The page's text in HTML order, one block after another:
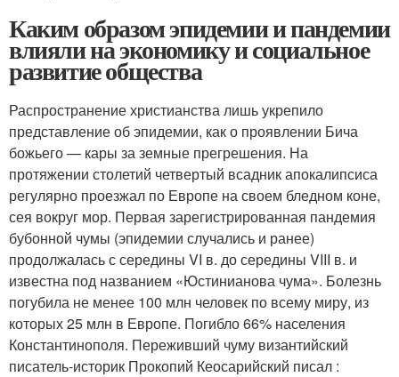
Каким образом эпидемии и пандемии
влияли на экономику и социальное
развитие общества
Распространение христианства лишь укрепило
представление об эпидемии, как о проявлении Бича
божьего — кары за земные прегрешения. На
протяжении столетий четвертый всадник апокалипсиса
регулярно проезжал по Европе на своем бледном коне,
сея вокруг мор. Первая зарегистрированная пандемия
бубонной чумы (эпидемии случались и ранее)
продолжалась с середины VI в. до середины VIII в. и
известна под названием «Юстинианова чума». Болезнь
погубила не менее 100 млн человек по всему миру, из
которых 25 млн в Европе. Погибло 66% населения
Константинополя. Переживший чуму византийский
писатель-историк Прокопий Кеосарийский писал :